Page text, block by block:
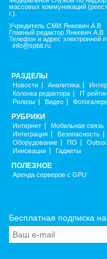
массовых коммуникаций
г.).
Учредитель СМИ Янкевич А.В
Главный редактор Янкевич А.В
Телефон и адрес электронной
info@spbit.ru
РАЗДЕЛЫ
Новости Аналитика
Колонка редактора
IT
Релизы
Видео
РУБРИКИ
Интернет Мобильная связь
Интеграция
Безопасность
Оборудование
ПО
Инновации
Гаджеты
ПОЛЕЗНОЕ
Аренда серверов с GPU
Бесплатная подписка